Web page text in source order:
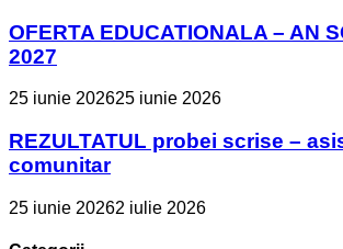
OFERTA EDUCATIONALA – AN
2027
25 iunie 202625 iunie 2026
REZULTATUL probei scrise –
comunitar
25 iunie 20262 iulie 2026